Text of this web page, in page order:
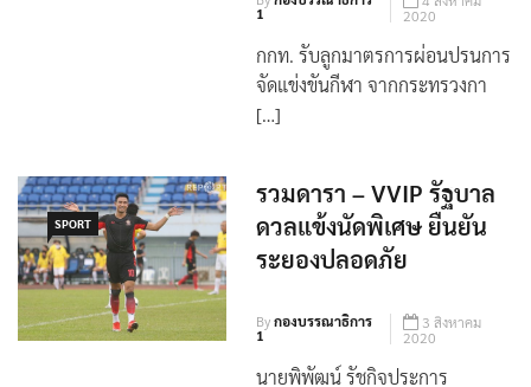
By
4 สิงหาคม
2020
กกท. รับลูกมาตรการผ่อนปรนการ
จัดแข่งขันกีฬา จากกระทรวงกา
SPORT
รวมดารา – VVIP รัฐบาล
ดวลแข้งนัดพิเศษ ยืนยัน
By
3 สิงหาคม